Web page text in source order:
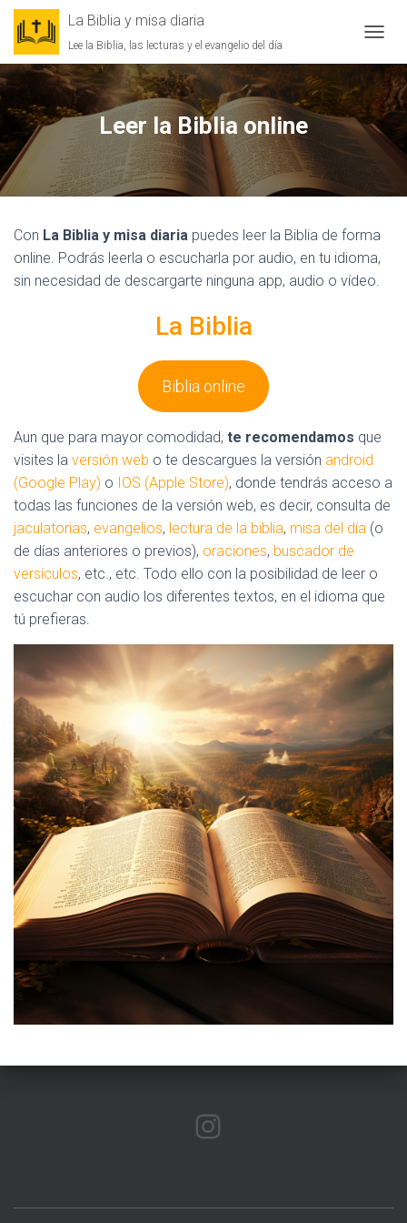
La Biblia y misa diaria
Lee la Biblia, las lecturas y el evangelio del día
Leer la Biblia online
Con La Biblia y misa diaria puedes leer la Biblia de forma
online. Podrás leerla o escucharla por audio, en tu idioma,
sin necesidad de descargarte ninguna app, audio o vídeo.
La Biblia
Biblia online
Aun que para mayor comodidad, te recomendamos que
visites la versión web o te descargues la versión android
(Google Play) o IOS (Apple Store), donde tendrás acceso a
todas las funciones de la versión web, es decir, consulta de
jaculatorias, evangelios, lectura de la biblia, misa del día (o
de días anteriores o previos), oraciones, buscador de
versículos, etc., etc. Todo ello con la posibilidad de leer o
escuchar con audio los diferentes textos, en el idioma que
tú prefieras.